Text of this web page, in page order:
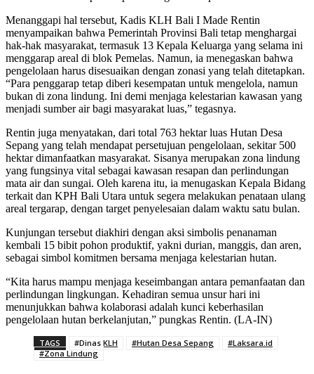
Menanggapi hal tersebut, Kadis KLH Bali I Made Rentin
menyampaikan bahwa Pemerintah Provinsi Bali tetap menghargai
hak-hak masyarakat, termasuk 13 Kepala Keluarga yang selama ini
menggarap areal di blok Pemelas. Namun, ia menegaskan bahwa
pengelolaan harus disesuaikan dengan zonasi yang telah ditetapkan.
“Para penggarap tetap diberi kesempatan untuk mengelola, namun
bukan di zona lindung. Ini demi menjaga kelestarian kawasan yang
menjadi sumber air bagi masyarakat luas,” tegasnya.
Rentin juga menyatakan, dari total 763 hektar luas Hutan Desa
Sepang yang telah mendapat persetujuan pengelolaan, sekitar 500
hektar dimanfaatkan masyarakat. Sisanya merupakan zona lindung
yang fungsinya vital sebagai kawasan resapan dan perlindungan
mata air dan sungai. Oleh karena itu, ia menugaskan Kepala Bidang
terkait dan KPH Bali Utara untuk segera melakukan penataan ulang
areal tergarap, dengan target penyelesaian dalam waktu satu bulan.
Kunjungan tersebut diakhiri dengan aksi simbolis penanaman
kembali 15 bibit pohon produktif, yakni durian, manggis, dan aren,
sebagai simbol komitmen bersama menjaga kelestarian hutan.
“Kita harus mampu menjaga keseimbangan antara pemanfaatan dan
perlindungan lingkungan. Kehadiran semua unsur hari ini
menunjukkan bahwa kolaborasi adalah kunci keberhasilan
pengelolaan hutan berkelanjutan,” pungkas Rentin. (LA-IN)
TAGS #Dinas KLH #Hutan Desa Sepang
#Laksara.id
#Zona Lindung